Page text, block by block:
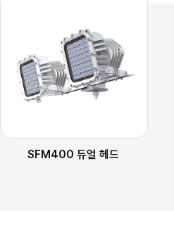
SFM400 듀얼 헤드